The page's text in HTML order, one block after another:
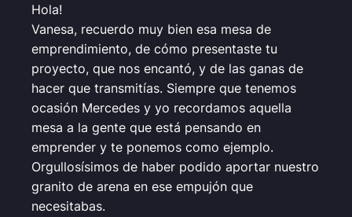
Hola!
Vanesa, recuerdo muy bien esa mesa de
emprendimiento, de cómo presentaste tu
proyecto, que nos encantó, y de las ganas de
hacer que transmitías. Siempre que tenemos
ocasión Mercedes y yo recordamos aquella
mesa a la gente que está pensando en
emprender y te ponemos como ejemplo.
Orgullosísimos de haber podido aportar nuestro
granito de arena en ese empujón que
necesitabas.